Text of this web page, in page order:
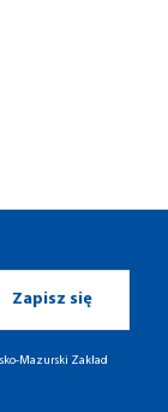
Zapisz się
Mazurski Zakład